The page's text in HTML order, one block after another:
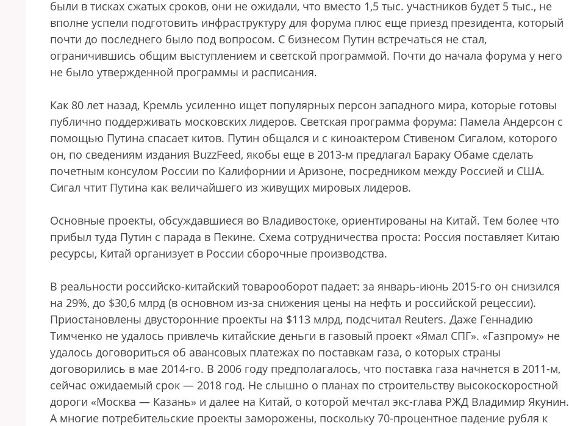
были в тисках сжатых сроков, они не ожидали, что вместо 1,5 тыс. участников будет 5 тыс., не
вполне успели подготовить инфраструктуру для форума плюс еще приезд президента, который
почти до последнего было под вопросом. С бизнесом Путин встречаться не стал,
ограничившись общим выступлением и светской программой. Почти до начала форума у него
не было утвержденной программы и расписания.
Как 80 лет назад, Кремль усиленно ищет популярных персон западного мира, которые готовы
публично поддерживать московских лидеров. Светская программа форума: Памела Андерсон с
помощью Путина спасает китов. Путин общался и с киноактером Стивеном Сигалом, которого
он, по сведениям издания BuzzFeed, якобы еще в 2013-м предлагал Бараку Обаме сделать
почетным консулом России по Калифорнии и Аризоне, посредником между Россией и США.
Сигал чтит Путина как величайшего из живущих мировых лидеров.
Основные проекты, обсуждавшиеся во Владивостоке, ориентированы на Китай. Тем более что
прибыл туда Путин с парада в Пекине. Схема сотрудничества проста: Россия поставляет Китаю
ресурсы, Китай организует в России сборочные производства.
В реальности российско-китайский товарооборот падает: за январь-июнь 2015-го он снизился
на 29%, до $30,6 млрд (в основном из-за снижения цены на нефть и российской рецессии).
Приостановлены двусторонние проекты на $113 млрд, подсчитал Reuters. Даже Геннадию
Тимченко не удалось привлечь китайские деньги в газовый проект «Ямал СПГ». «Газпрому» не
удалось договориться об авансовых платежах по поставкам газа, о которых страны
договорились в мае 2014-го. В 2006 году предполагалось, что поставка газа начнется в 2011-м,
сейчас ожидаемый срок — 2018 год. Не слышно о планах по строительству высокоскоростной
дороги «Москва — Казань» и далее на Китай, о которой мечтал экс-глава РЖД Владимир Якунин.
А многие потребительские проекты заморожены, поскольку 70-процентное падение рубля к